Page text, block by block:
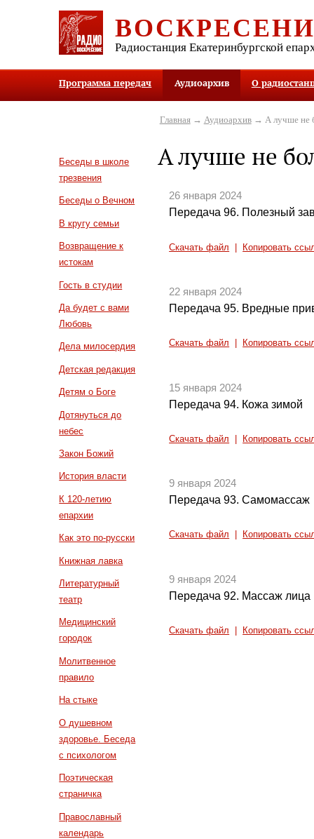
Радиостанция Екатеринбургской
Программа передач Аудиоархив О
Беседы в школе
трезвения
Беседы о Вечном
В кругу семьи
Возвращение к
истокам
Гость в студии
Да будет с вами
Любовь
Дела милосердия
Детская редакция
Детям о Боге
Дотянуться до
небес
Закон Божий
История власти
К 120-летию
епархии
Как это по-русски
Книжная лавка
Литературный
театр
Медицинский
городок
Молитвенное
правило
На стыке
О душевном
здоровье. Беседа
с психологом
Поэтическая
страничка
Православный
календарь
Главная→ Аудиоархив→ А лучше не
А лучше не
26 января 2024
Передача 96. Полезный
Скачать файл Копировать
22 января 2024
Передача 95. Вредные
Скачать файл Копировать
15 января 2024
Передача 94. Кожа зимой
Скачать файл Копировать
9 января 2024
Передача 93. Самомассаж
Скачать файл Копировать
9 января 2024
Передача 92. Массаж лица
Скачать файл Копировать